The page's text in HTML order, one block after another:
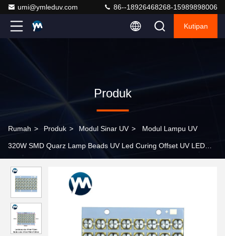
umi@ymleduv.com 86--18926468268-15989898006
Kutipan
Produk
Rumah > Produk > Modul Sinar UV > Modul Lampu UV
320W SMD Quarz Lamp Beads UV Led Curing Offset UV LED